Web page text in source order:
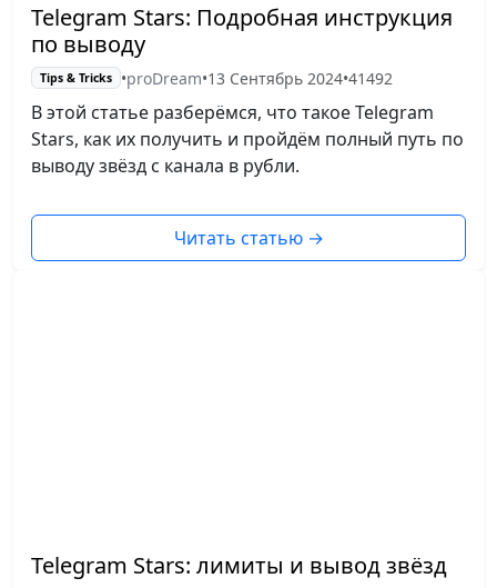
Telegram Stars: Подробная инструкция
по выводу
Tips & Tricks •proDream•13 Сентябрь 2024•41492
В этой статье разберёмся, что такое Telegram
Stars, как их получить и пройдём полный путь по
выводу звёзд с канала в рубли.
Читать статью →
Telegram Stars: лимиты и вывод звёзд